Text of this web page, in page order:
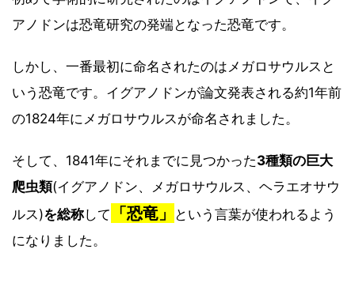
アノドンは恐竜研究の発端となった恐竜です。
しかし、一番最初に命名されたのはメガロサウルスと
いう恐竜です。イグアノドンが論文発表される約1年前
の1824年にメガロサウルスが命名されました。
そして、1841年にそれまでに見つかった3種類の巨大
爬虫類(イグアノドン、メガロサウルス、ヘラエオサウ
ルス)を総称して 「恐竜」
という言葉が使われるよう
になりました。